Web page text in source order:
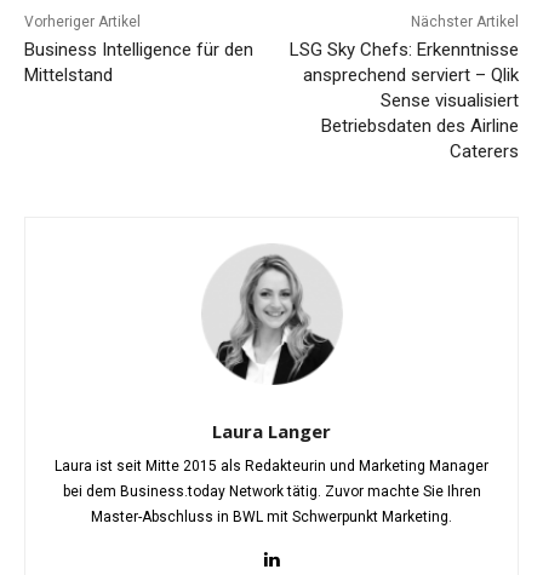
Vorheriger Artikel
Business Intelligence für den
Mittelstand
Nächster Artikel
LSG Sky Chefs: Erkenntnisse
ansprechend serviert – Qlik
Sense visualisiert
Betriebsdaten des Airline
Caterers
Laura Langer
Laura ist seit Mitte 2015 als Redakteurin und Marketing Manager
bei dem Business.today Network tätig. Zuvor machte Sie Ihren
Master-Abschluss in BWL mit Schwerpunkt Marketing.